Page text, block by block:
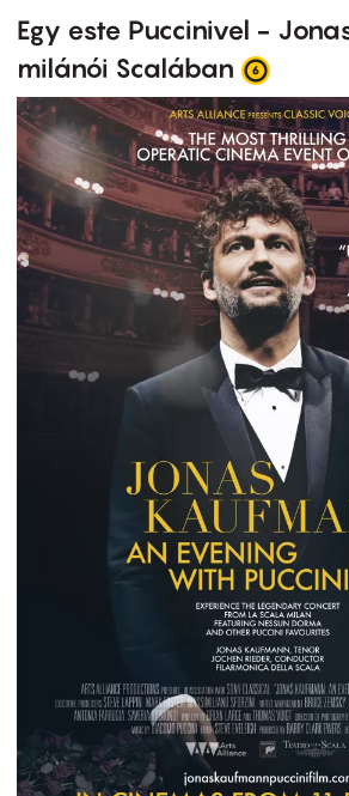
Egy este Puccinivel -
milánói Scalában